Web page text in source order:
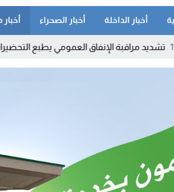
أخبار الداخلة أخبار الصحراء أخبار
العمومي يطبع التحضيرات الأولى لمالية 2027